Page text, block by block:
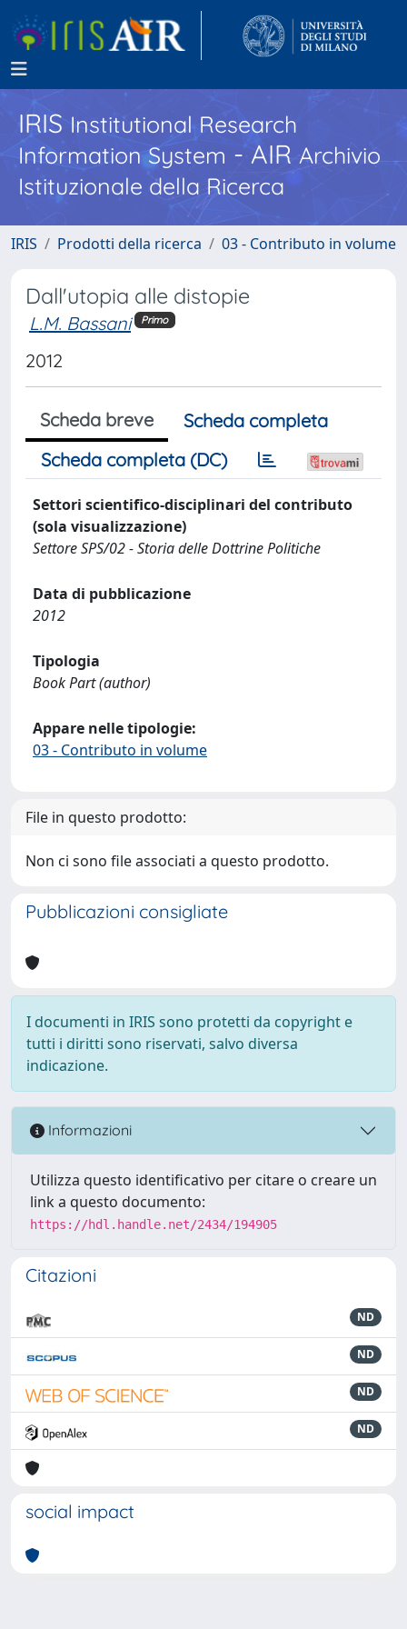
IRISInstitutional Research
Information System - AIR Archivio
Istituzionale della Ricerca
IRIS Prodotti della ricerca 03 - Contributo in volume
Dall'utopia alle distopie
L.M. Bassani Primo
2012
Scheda breve
Scheda completa
Scheda completa (DC)
Settori scientifico-disciplinari del contributo
(sola visualizzazione)
Settore SPS/02 - Storia delle Dottrine Politiche
Data di pubblicazione
2012
Tipologia
Book Part (author)
Appare nelle tipologie:
03 - Contributo in volume
File in questo prodotto:
Non ci sono file associati a questo prodotto.
Pubblicazioni consigliate
I documenti in IRIS sono protetti da copyright e
tutti i diritti sono riservati, salvo diversa
indicazione.
Informazioni
Utilizza questo identificativo per citare o creare un
link a questo documento:
https://hdl.handle.net/2434/194905
Citazioni
ND
ND
ND
ND
social impact